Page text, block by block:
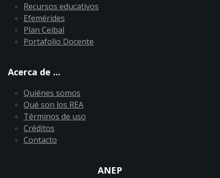
Recursos educativos
Efemérides
Plan Ceibal
Portafolio Docente
Acerca de ...
Quiénes somos
Qué son los REA
Términos de uso
Créditos
Contacto
ANEP